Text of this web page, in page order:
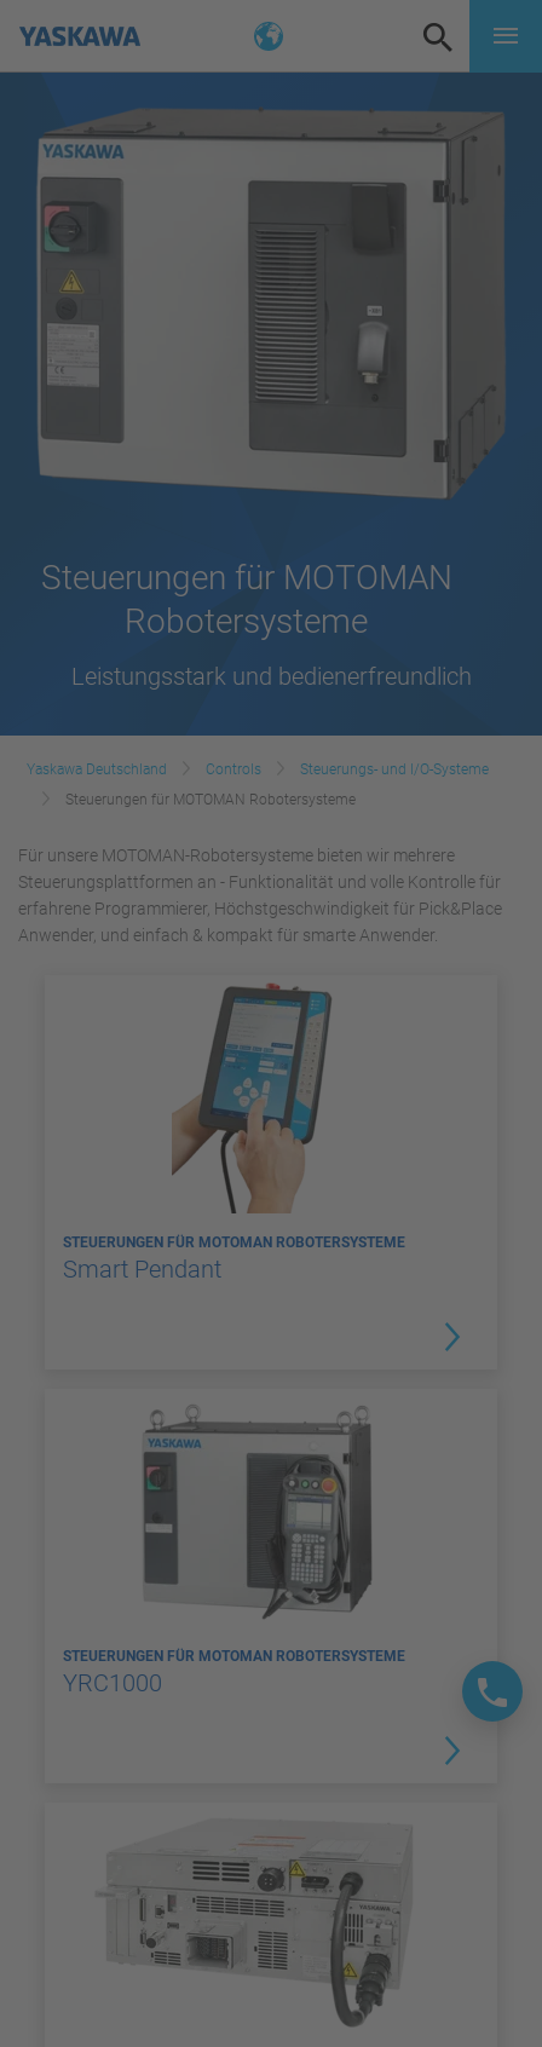
Steuerungen für MOTOMAN
Robotersysteme
Leistungsstark und bedienerfreundlich
Yaskawa Deutschland Controls
Steuerungs- und I/O-Systeme
Steuerungen für MOTOMAN Robotersysteme
Für unsere MOTOMAN-Robotersysteme bieten wir mehrere
Steuerungsplattformen an - Funktionalität und volle Kontrolle für
erfahrene Programmierer, Höchstgeschwindigkeit für Pick&Place
Anwender, und einfach & kompakt für smarte Anwender.
STEUERUNGEN FÜR MOTOMAN ROBOTERSYSTEME
Smart Pendant
STEUERUNGEN FÜR MOTOMAN ROBOTERSYSTEME
YRC1000